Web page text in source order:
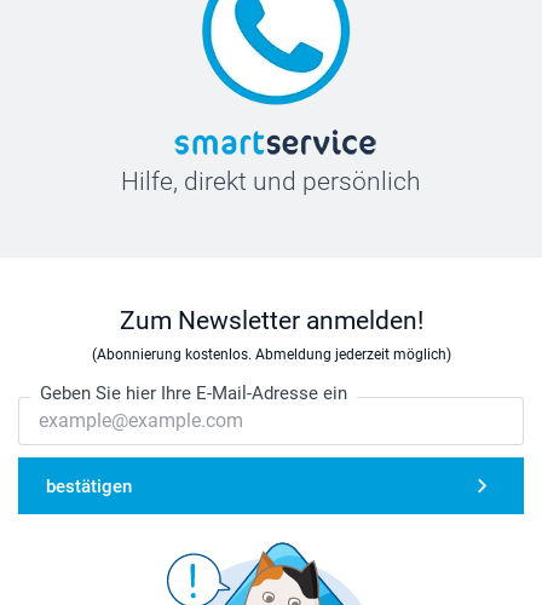
Hilfe, direkt und persönlich
Zum Newsletter anmelden!
(Abonnierung kostenlos. Abmeldung jederzeit möglich)
Geben Sie hier Ihre E-Mail-Adresse ein
bestätigen